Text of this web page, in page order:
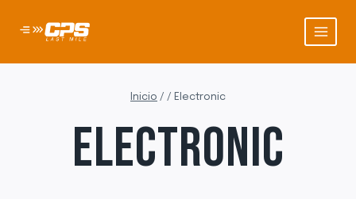
Inicio / / Electronic
ELECTRONIC